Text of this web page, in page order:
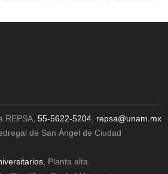
REPSA, 55-5622-5204 repsa@unam.mx
de San Ángel de Ciudad
, Planta alta.